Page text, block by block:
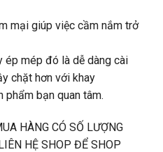
mại giúp việc cầm nắm trở
ép mép đó là dễ dàng cài
chặt hơn với khay
bạn quan tâm.
HÀNG CÓ SỐ LƯỢNG
HỆ SHOP ĐỂ SHOP